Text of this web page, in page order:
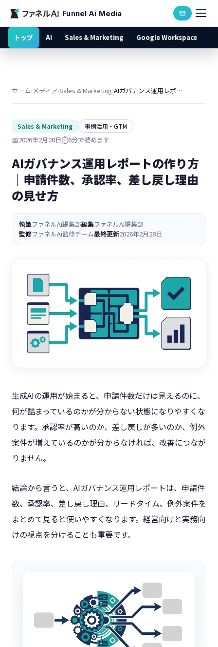
Funnel Ai Media
トップ AI Sales & Marketing Google Workspace
ホーム›メディア›Sales & Marketing› AIガバナンス運用レポートの作り方｜申請件数、承認率、差し戻し理由の見せ方
Sales & Marketing 事例活用・GTM
📅2026年2月28日⏱️6分で読めます
AIガバナンス運用レポートの作り方
｜申請件数、承認率、差し戻し理由
の見せ方
執筆ファネルAi編集部編集ファネルAi編集部
監修ファネルAi監修チーム最終更新2026年2月28日
生成AIの運用が始まると、申請件数だけは見えるのに、
何が詰まっているのかが分からない状態になりやすくな
ります。承認率が高いのか、差し戻しが多いのか、例外
案件が増えているのかが分からなければ、改善につなが
りません。
結論から言うと、AIガバナンス運用レポートは、申請件
数、承認率、差し戻し理由、リードタイム、例外案件を
まとめて見ると使いやすくなります。経営向けと実務向
けの視点を分けることも重要です。